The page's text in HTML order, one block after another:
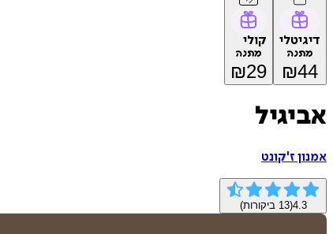
דיגיטלי
מתנה
₪44
קולי
מתנה
₪29
אביגיל
אמנון ז'קונט
4.3
(
13 ביקורות)